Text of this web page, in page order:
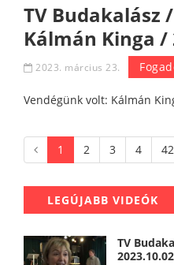
TV Budakalász
Kálmán Kinga /
2023. március 23.
Vendégünk volt: Kálmán
1 2 3 4 42
LEGÚJABB VIDEÓK
TV